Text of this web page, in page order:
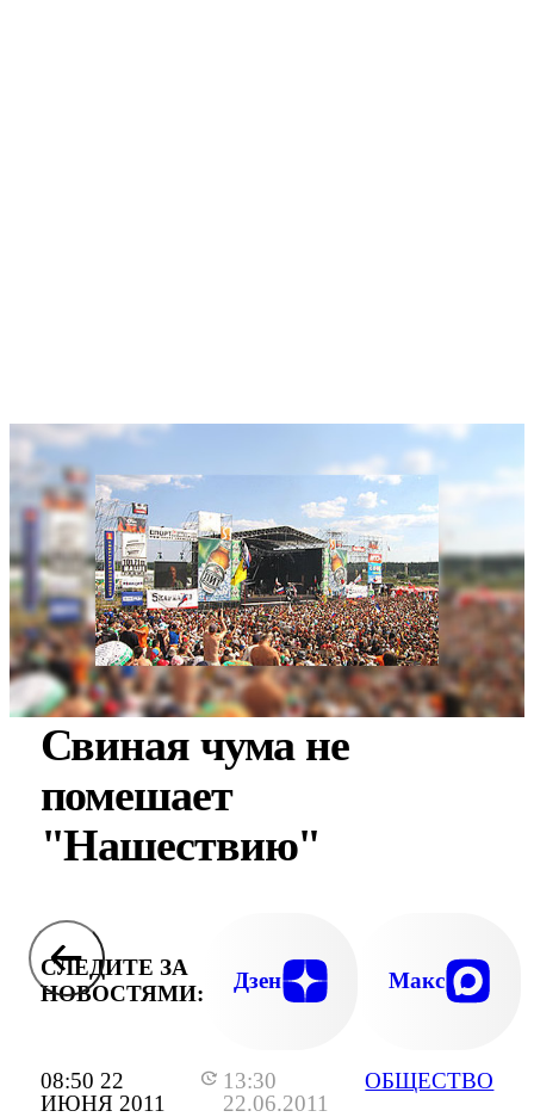
08:50 22
ИЮНЯ 2011
13:30
22.06.2011
ОБЩЕСТВО
Свиная чума не
помешает
"Нашествию"
СЛЕДИТЕ ЗА
НОВОСТЯМИ:
Дзен Макс